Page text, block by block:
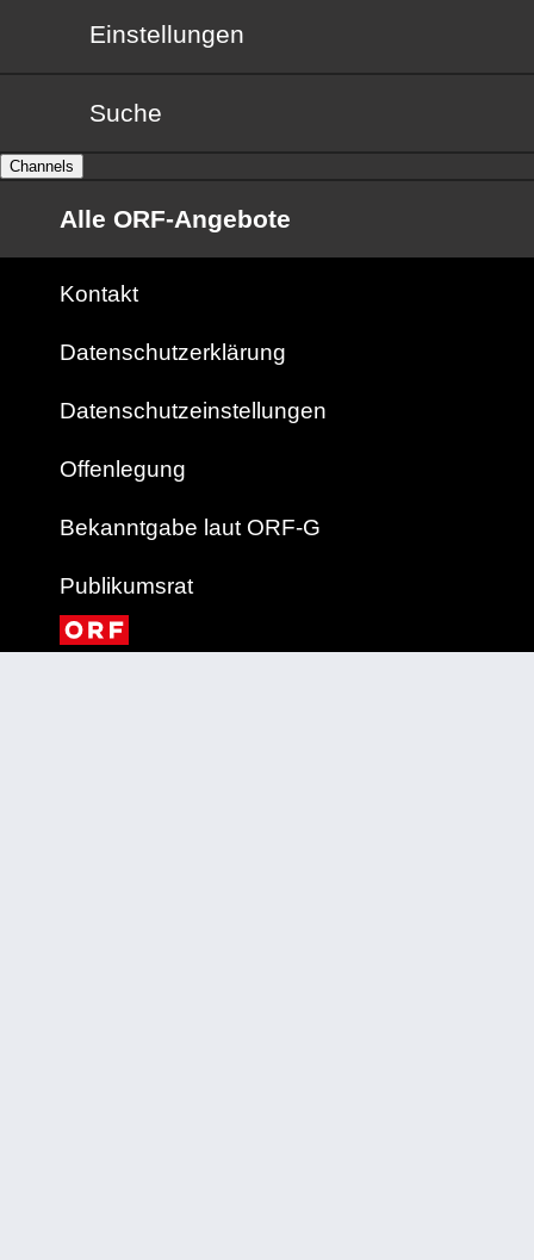
Einstellungen
Suche
Channels
Alle ORF-Angebote
Kontakt
Datenschutzerklärung
Datenschutzeinstellungen
Offenlegung
Bekanntgabe laut ORF-G
Publikumsrat